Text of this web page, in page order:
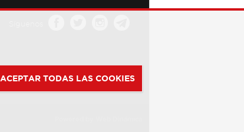
ACEPTAR TODAS LAS COOKIES